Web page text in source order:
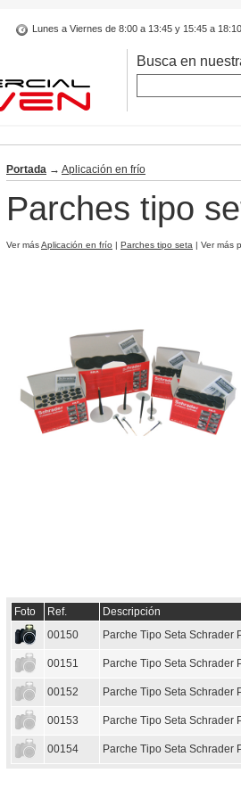
Lunes a Viernes de 8:00 a 13:45 y 15:45 a 18:10
Busca en
Portada → Aplicación en frío
Parches tipo
Ver másAplicación en frío | Parches tipo seta | Ver más
Foto Ref.
Descripción
00150
Parche Tipo Seta Schrader
00151 Parche Tipo Seta Schrader
00152 Parche Tipo Seta Schrader
00153 Parche Tipo Seta Schrader
00154 Parche Tipo Seta Schrader